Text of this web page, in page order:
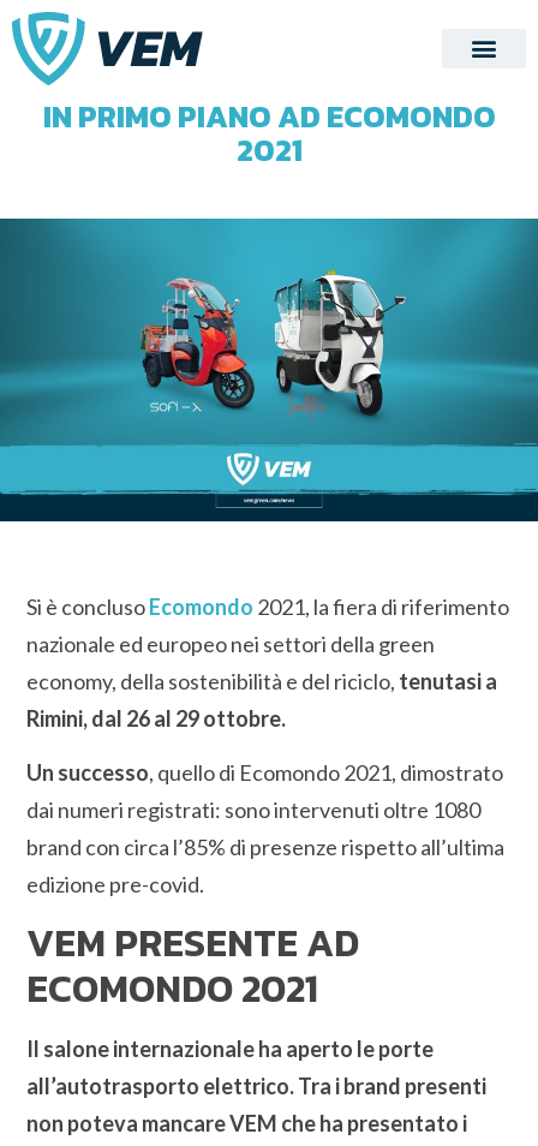
NOVEMBRE 12, 2021 ECOMONDO 2021 SOFI-X,
IN PRIMO PIANO AD ECOMONDO
2021
Si è conclusoEcomondo 2021, la fiera di riferimento
nazionale ed europeo nei settori della green
economy, della sostenibilità e del riciclo, tenutasi a
Rimini, dal 26 al 29 ottobre.
Un successo, quello di Ecomondo 2021, dimostrato
dai numeri registrati: sono intervenuti oltre 1080
brand con circa l’85% di presenze rispetto all’ultima
edizione pre-covid.
VEM PRESENTE AD
ECOMONDO 2021
Il salone internazionale ha aperto le porte
all’autotrasporto elettrico. Tra i brand presenti
non poteva mancare VEM che ha presentato i